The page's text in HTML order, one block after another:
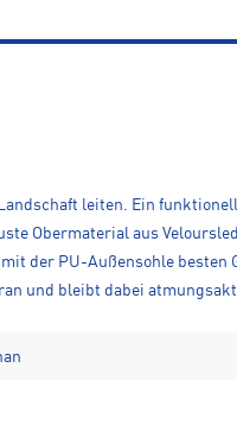
leiten. Ein
Obermaterial aus
der PU-Außensohle
und bleibt dabei